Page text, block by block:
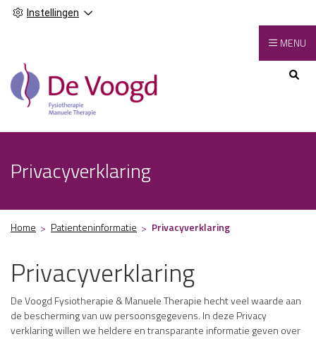
Instellingen
Hoofdmenu
MENU
Privacyverklaring
Home Patienteninformatie Privacyverklaring
Privacyverklaring
De Voogd Fysiotherapie & Manuele Therapie hecht veel waarde aan
de bescherming van uw persoonsgegevens. In deze Privacy
verklaring willen we heldere en transparante informatie geven over